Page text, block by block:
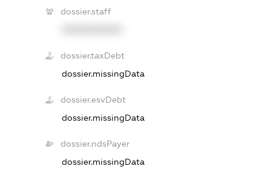
dossier.staff
dossier.taxDebt
dossier.missingData
dossier.esvDebt
dossier.missingData
dossier.ndsPayer
dossier.missingData